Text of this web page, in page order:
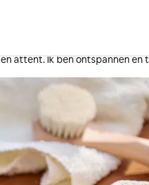
welkom was hartelijk en de
attent. Ik ben ontspannen en